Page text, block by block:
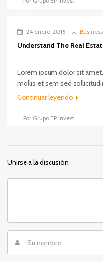
24 enero, 2016 Business
Understand The Real
Lorem ipsum dolor sit
mollis et sem sed
Continuar leyendo
Por Grupo EP Invest
Unirse a la discusión